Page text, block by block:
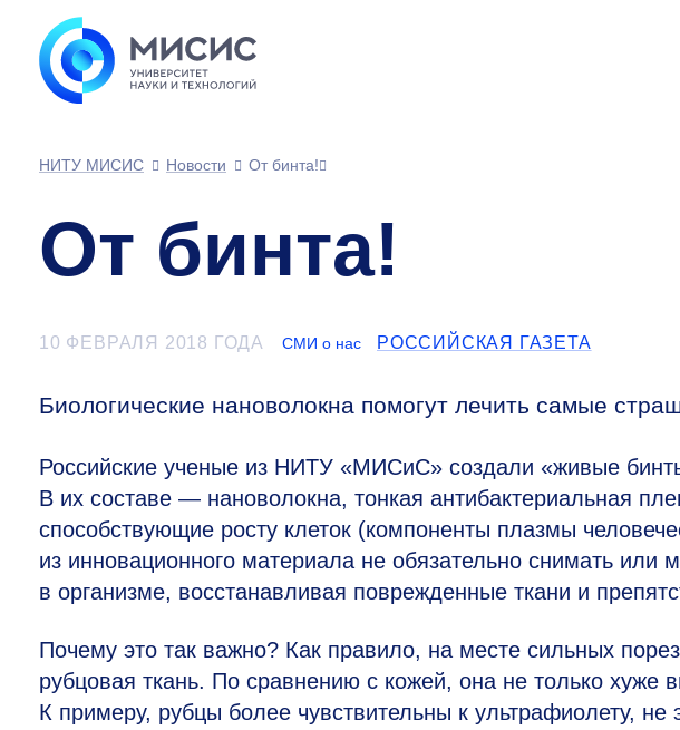
НИТУ МИСИС
Новости От бинта!
От бинта!
10 ФЕВРАЛЯ 2018 ГОДА СМИ о нас РОССИЙСКАЯ ГАЗЕТА
Биологические нановолокна помогут лечить самые
Российские ученые из НИТУ «МИСиС» создали «живые
В их составе — нановолокна, тонкая антибактериальная
способствующие росту клеток (компоненты плазмы
из инновационного материала не обязательно снимать или
в организме, восстанавливая поврежденные ткани и
Почему это так важно? Как правило, на месте сильных
рубцовая ткань. По сравнению с кожей, она не только хуже
К примеру, рубцы более чувствительны к ультрафиолету, не